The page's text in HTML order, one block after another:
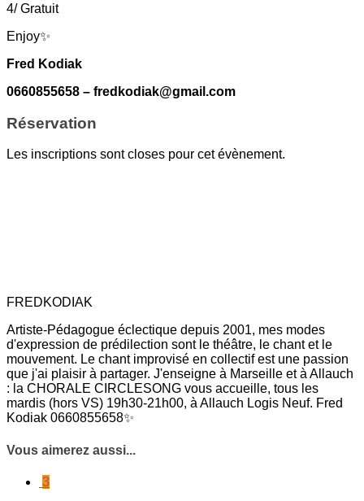
4/ Gratuit
Enjoy✨
Fred Kodiak
0660855658 – fredkodiak@gmail.com
Réservation
Les inscriptions sont closes pour cet évènement.
FREDKODIAK
Artiste-Pédagogue éclectique depuis 2001, mes modes
d'expression de prédilection sont le théâtre, le chant et le
mouvement. Le chant improvisé en collectif est une passion
que j'ai plaisir à partager. J'enseigne à Marseille et à Allauch
: la CHORALE CIRCLESONG vous accueille, tous les
mardis (hors VS) 19h30-21h00, à Allauch Logis Neuf. Fred
Kodiak 0660855658✨
Vous aimerez aussi...
3